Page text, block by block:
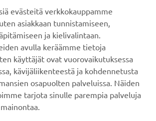
kirjallista lupaa.
ja noudata paikallisia
ja lakeja.
evästeitä verkkokauppamme
asiakkaan tunnistamiseen,
ja kielivalintaan.
avulla keräämme tietoja
käyttäjät ovat vuorovaikutuksessa
kävijäliikenteestä ja kohdennetusta
osapuolten palveluissa. Näiden
tarjota sinulle parempia palveluja